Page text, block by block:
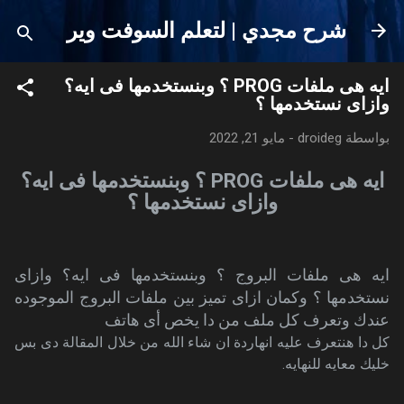
التخطي إلى المحتوى الرئيسي
شرح مجدي | لتعلم السوفت وير
ايه هى ملفات PROG ؟ وبنستخدمها فى ايه؟
وازاى نستخدمها ؟
بواسطةdroideg
- مايو 21, 2022
ايه هى ملفات PROG ؟ وبنستخدمها فى ايه؟
وازاى نستخدمها ؟
ايه هى ملفات البروج ؟ وبنستخدمها فى ايه؟ وازاى
نستخدمها ؟ وكمان ازاى تميز بين ملفات البروج الموجوده
عندك وتعرف كل ملف من دا يخص أى هاتف
كل دا هنتعرف عليه انهاردة ان شاء الله من خلال المقالة دى بس
خليك معايه للنهايه.